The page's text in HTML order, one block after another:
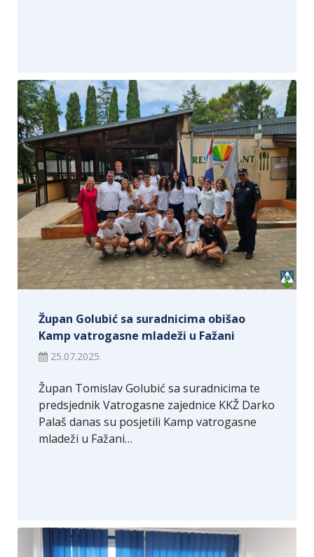
Župan Golubić sa suradnicima obišao
Kamp vatrogasne mladeži u Fažani
25.07.2025.
Župan Tomislav Golubić sa suradnicima te
predsjednik Vatrogasne zajednice KKŽ Darko
Palaš danas su posjetili Kamp vatrogasne
mladeži u Fažani…